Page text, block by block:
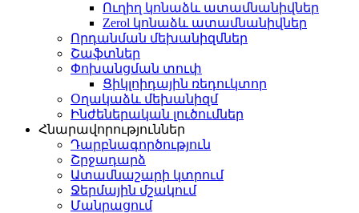
Ուղիղ կոնաձև ատամնանիվներ
Zerol կոնաձև ատամնանիվներ
Որդանման մեխանիզմներ
Շաֆտներ
Փոխանցման տուփ
Ցիկլոիդային ռեդուկտոր
Օղակաձև մեխանիզմ
Ինժեներական լուծումներ
Հնարավորություններ
Դարբնագործություն
Շրջադարձ
Ատամնաշարի կտրում
Ջերմային մշակում
Մանրացում